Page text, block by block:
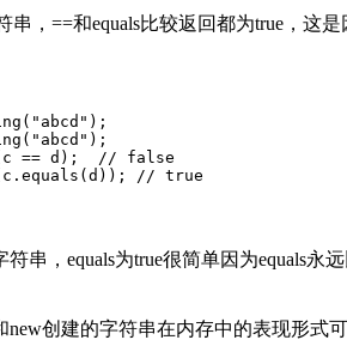
串，==和equals比较返回都为true，
== d);  // false
符串，equals为true很简单因为equals
new创建的字符串在内存中的表现形式